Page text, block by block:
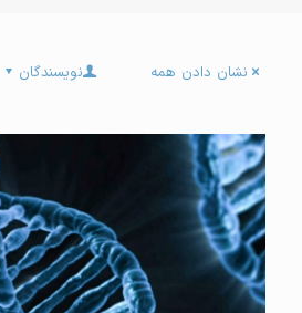
نویسندگان نشان دادن همه